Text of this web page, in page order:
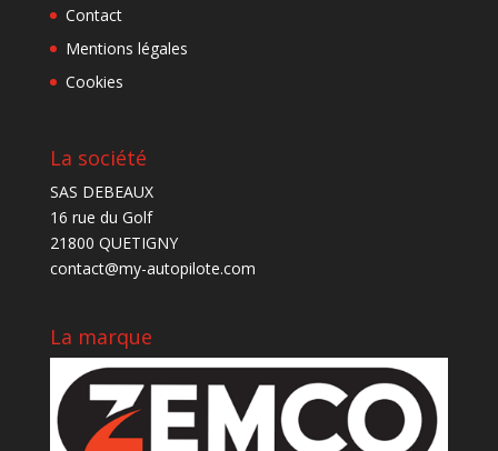
Contact
Mentions légales
Cookies
La société
SAS DEBEAUX
16 rue du Golf
21800 QUETIGNY
contact@my-autopilote.com
La marque